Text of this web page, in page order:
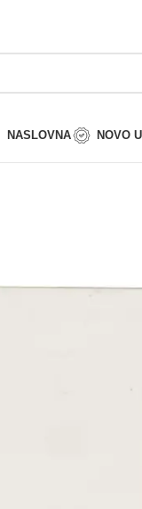
NASLOVNA NOVO